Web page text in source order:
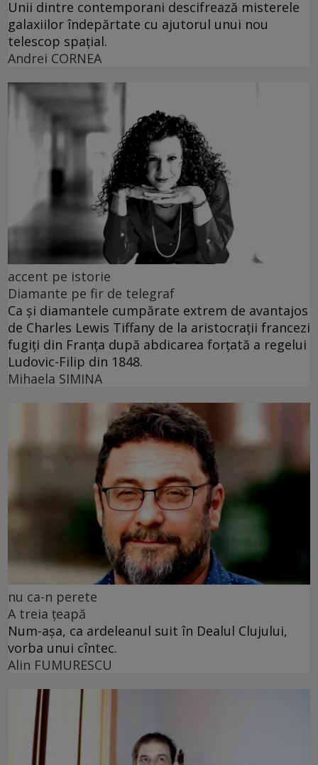
Unii dintre contemporani descifrează misterele
galaxiilor îndepărtate cu ajutorul unui nou
telescop spațial.
Andrei CORNEA
accent pe istorie
Diamante pe fir de telegraf
Ca și diamantele cumpărate extrem de avantajos
de Charles Lewis Tiffany de la aristocrații francezi
fugiți din Franța după abdicarea forțată a regelui
Ludovic-Filip din 1848.
Mihaela SIMINA
nu ca-n perete
A treia țeapă
Num-așa, ca ardeleanul suit în Dealul Clujului,
vorba unui cîntec.
Alin FUMURESCU